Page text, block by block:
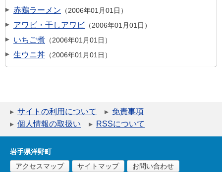
赤鶏ラーメン 2006年01月01日
アワビ・干しアワビ 2006年01月01日
いちご煮 2006年01月01日
生ウニ丼 2006年01月01日
サイトの利用について
免責事項
個人情報の取扱い
RSSについて
岩手県洋野町
アクセスマップ
サイトマップ お問い合わせ